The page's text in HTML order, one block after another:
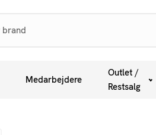
Medarbejdere
Outlet /
Restsalg